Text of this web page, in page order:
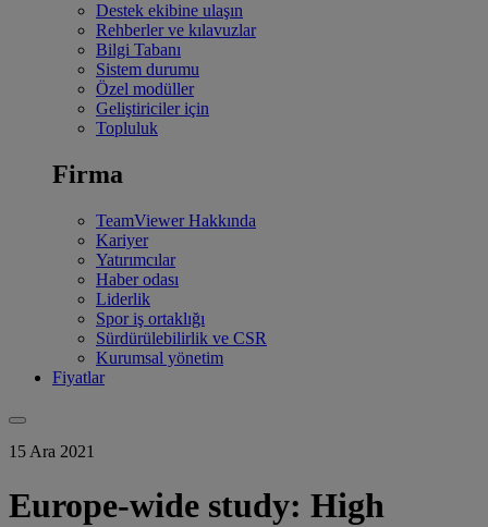
Destek ekibine ulaşın
Rehberler ve kılavuzlar
Bilgi Tabanı
Sistem durumu
Özel modüller
Geliştiriciler için
Topluluk
Firma
TeamViewer Hakkında
Kariyer
Yatırımcılar
Haber odası
Liderlik
Spor iş ortaklığı
Sürdürülebilirlik ve CSR
Kurumsal yönetim
Fiyatlar
15 Ara 2021
Europe-wide study: High